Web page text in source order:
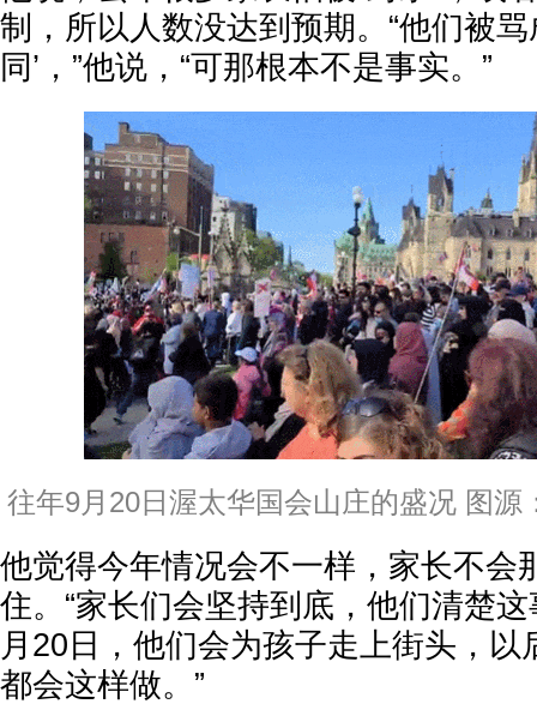
制，所以人数没达到预期。“他们被骂
同’，”他说，“可那根本不是事实。”
往年9月20日渥太华国会山庄的盛况 图源
他觉得今年情况会不一样，家长不会
住。“家长们会坚持到底，他们清楚
月20日，他们会为孩子走上街头，以
都会这样做。”